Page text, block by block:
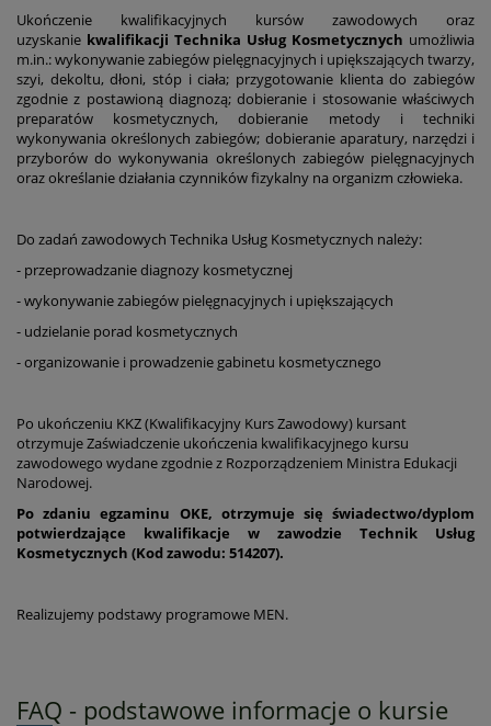
Ukończenie kwalifikacyjnych kursów zawodowych oraz
uzyskanie kwalifikacji Technika Usług Kosmetycznych umożliwia
m.in.: wykonywanie zabiegów pielęgnacyjnych i upiększających twarzy,
szyi, dekoltu, dłoni, stóp i ciała; przygotowanie klienta do zabiegów
zgodnie z postawioną diagnozą; dobieranie i stosowanie właściwych
preparatów kosmetycznych, dobieranie metody i techniki
wykonywania określonych zabiegów; dobieranie aparatury, narzędzi i
przyborów do wykonywania określonych zabiegów pielęgnacyjnych
oraz określanie działania czynników fizykalny na organizm człowieka.
Do zadań zawodowych Technika Usług Kosmetycznych należy:
- przeprowadzanie diagnozy kosmetycznej
- wykonywanie zabiegów pielęgnacyjnych i upiększających
- udzielanie porad kosmetycznych
- organizowanie i prowadzenie gabinetu kosmetycznego
Po ukończeniu KKZ (Kwalifikacyjny Kurs Zawodowy) kursant
otrzymuje Zaświadczenie ukończenia kwalifikacyjnego kursu
zawodowego wydane zgodnie z Rozporządzeniem Ministra Edukacji
Narodowej.
Po zdaniu egzaminu OKE, otrzymuje się świadectwo/dyplom
potwierdzające kwalifikacje w zawodzie Technik Usług
Kosmetycznych (Kod zawodu: 514207).
Realizujemy podstawy programowe MEN.
FAQ - podstawowe informacje o kursie